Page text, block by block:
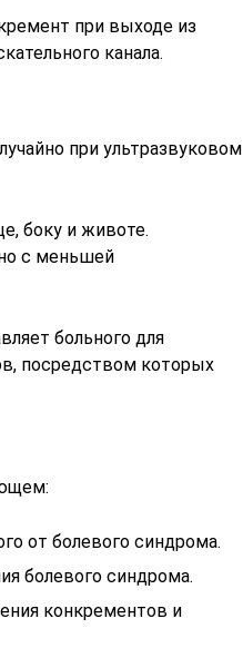
при выходе из
канала.
при ультразвуковом
боку и животе.
с меньшей
больного для
посредством которых
от болевого синдрома.
болевого синдрома.
конкрементов и